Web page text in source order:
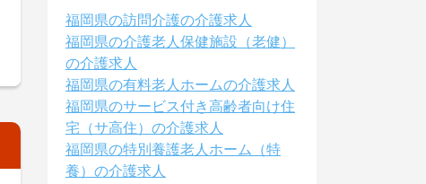
福岡県の訪問介護の介護求人
福岡県の介護老人保健施設（老健）
の介護求人
福岡県の有料老人ホームの介護求人
福岡県のサービス付き高齢者向け住
宅（サ高住）の介護求人
福岡県の特別養護老人ホーム（特
養）の介護求人